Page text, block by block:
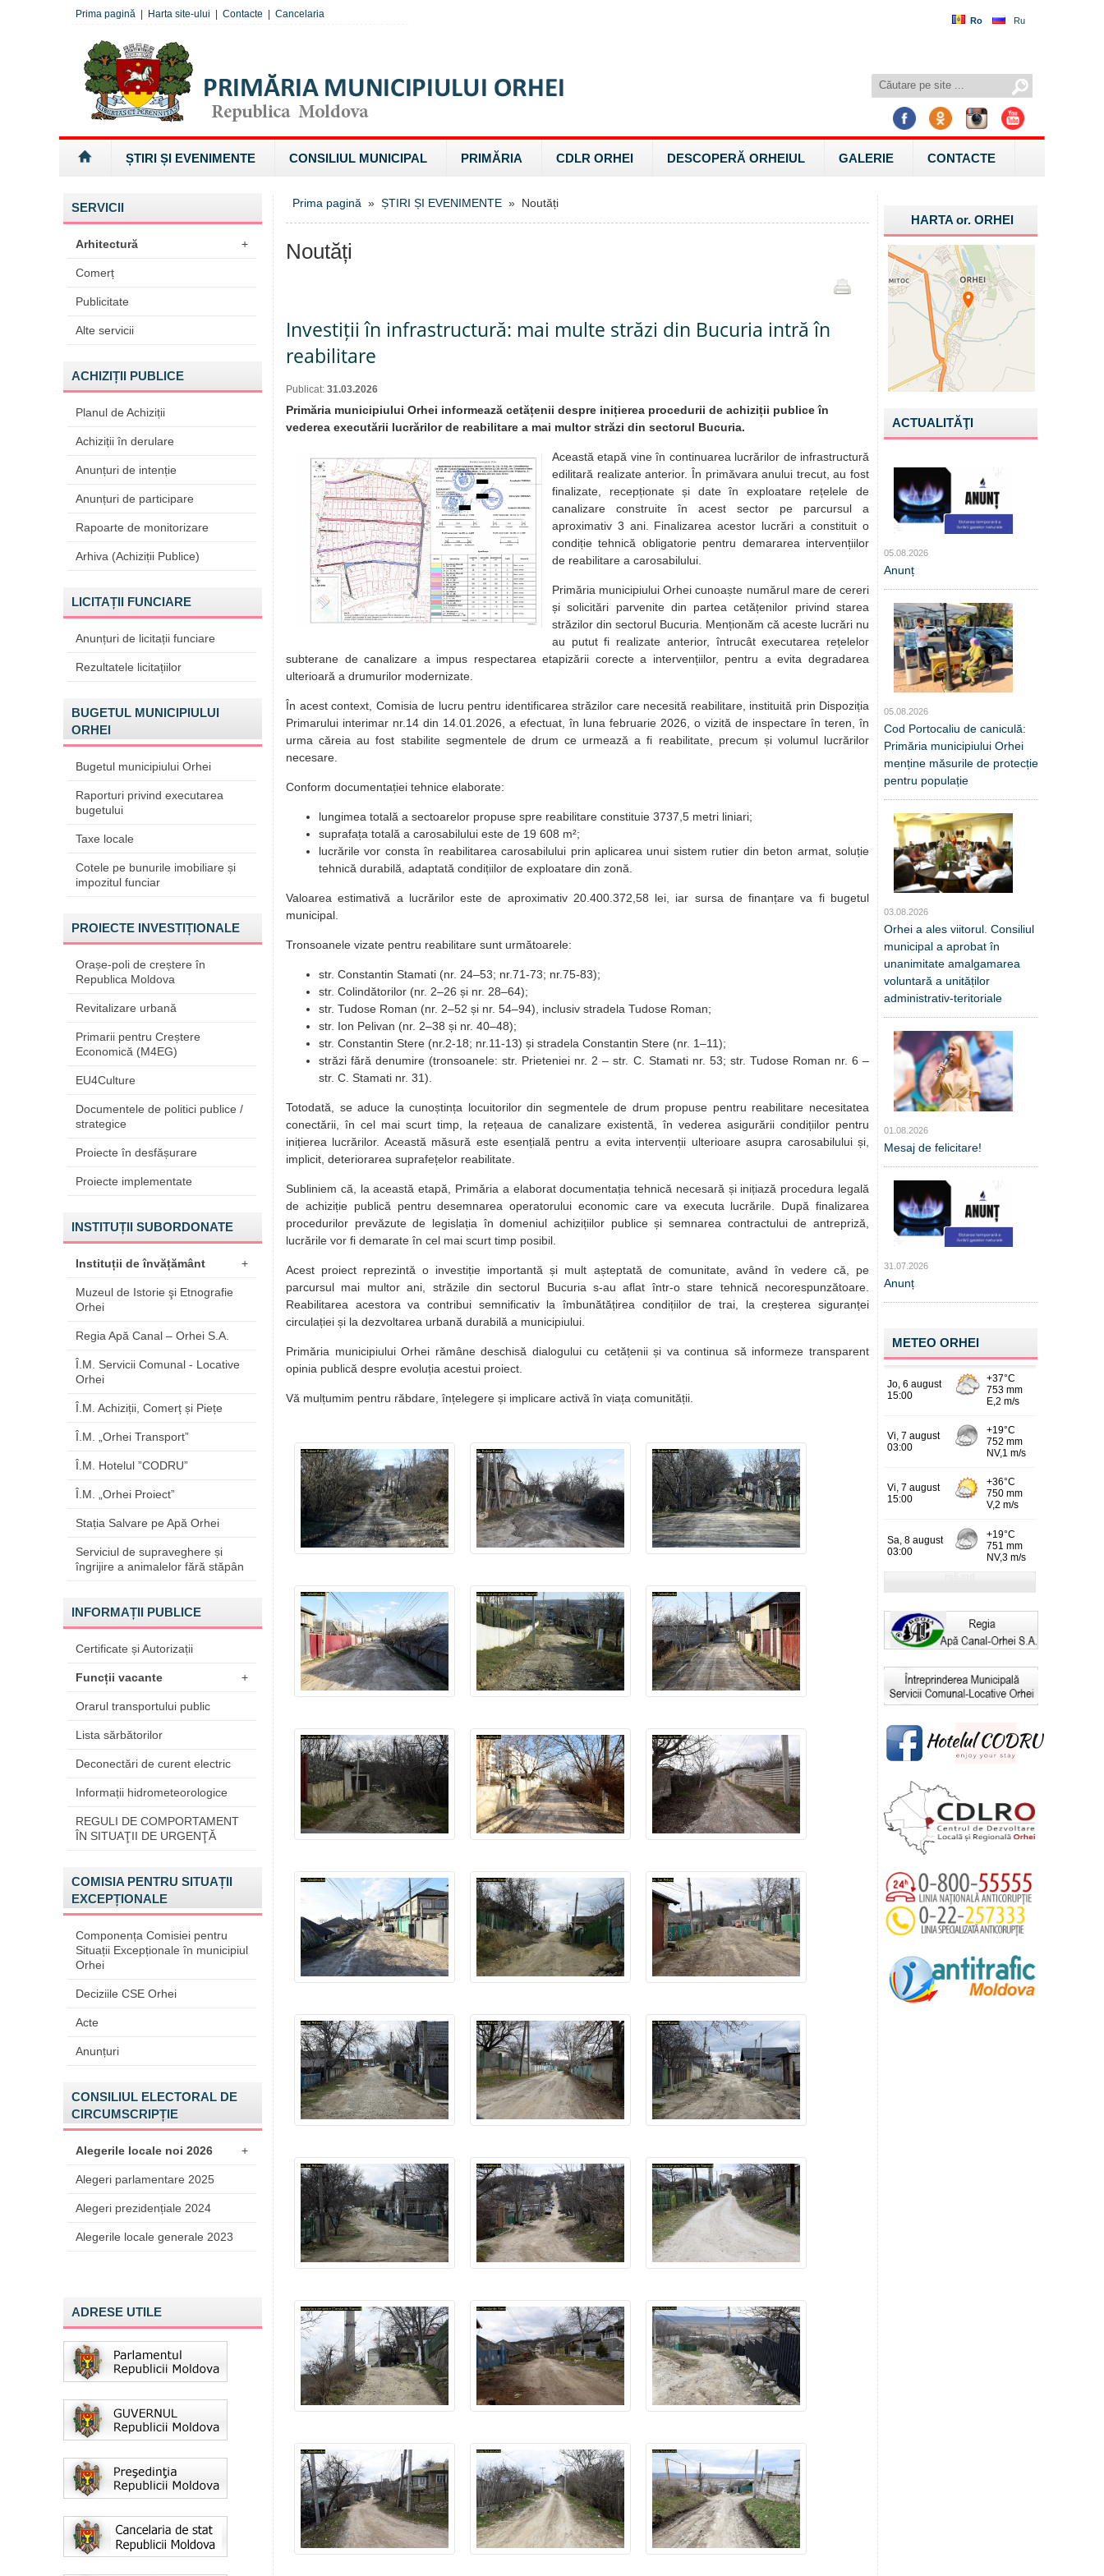
Ro Ru
Prima pagină Harta site-ului Contacte Cancelaria
ȘTIRI ȘI EVENIMENTE CONSILIUL MUNICIPAL PRIMĂRIA CDLR ORHEI DESCOPERĂ ORHEIUL GALERIE CONTACTE
SERVICII
Arhitectură +
Comerț
Publicitate
Alte servicii
ACHIZIȚII PUBLICE
Planul de Achiziții
Achiziții în derulare
Anunțuri de intenție
Anunțuri de participare
Rapoarte de monitorizare
Arhiva (Achiziții Publice)
LICITAȚII FUNCIARE
Anunțuri de licitații funciare
Rezultatele licitațiilor
BUGETUL MUNICIPIULUI
ORHEI
Bugetul municipiului Orhei
Raporturi privind executarea
bugetului
Taxe locale
Cotele pe bunurile imobiliare și
impozitul funciar
PROIECTE INVESTIȚIONALE
Orașe-poli de creștere în
Republica Moldova
Revitalizare urbană
Primarii pentru Creștere
Economică (M4EG)
EU4Culture
Documentele de politici publice /
strategice
Proiecte în desfășurare
Proiecte implementate
INSTITUȚII SUBORDONATE
Instituții de învățământ +
Muzeul de Istorie şi Etnografie
Orhei
Regia Apă Canal – Orhei S.A.
Î.M. Servicii Comunal - Locative
Orhei
Î.M. Achiziții, Comerț și Piețe
Î.M. „Orhei Transport”
Î.M. Hotelul ”CODRU”
Î.M. „Orhei Proiect”
Stația Salvare pe Apă Orhei
Serviciul de supraveghere și
îngrijire a animalelor fără stăpân
INFORMAȚII PUBLICE
Certificate și Autorizații
Funcții vacante +
Orarul transportului public
Lista sărbătorilor
Deconectări de curent electric
Informații hidrometeorologice
REGULI DE COMPORTAMENT
ÎN SITUAŢII DE URGENŢĂ
COMISIA PENTRU SITUAȚII
EXCEPȚIONALE
Componența Comisiei pentru
Situații Excepționale în municipiul
Orhei
Deciziile CSE Orhei
Acte
Anunțuri
CONSILIUL ELECTORAL DE
CIRCUMSCRIPȚIE
Alegerile locale noi 2026 +
Alegeri parlamentare 2025
Alegeri prezidențiale 2024
Alegerile locale generale 2023
ADRESE UTILE
Prima pagină » ȘTIRI ȘI EVENIMENTE » Noutăți
Noutăți
Investiții în infrastructură: mai multe străzi din Bucuria intră în
reabilitare
Publicat: 31.03.2026
Primăria municipiului Orhei informează cetățenii despre inițierea procedurii de achiziții publice în
vederea executării lucrărilor de reabilitare a mai multor străzi din sectorul Bucuria.
Această etapă vine în continuarea lucrărilor de infrastructură
edilitară realizate anterior. În primăvara anului trecut, au fost
finalizate, recepționate și date în exploatare rețelele de
canalizare construite în acest sector pe parcursul a
aproximativ 3 ani. Finalizarea acestor lucrări a constituit o
condiție tehnică obligatorie pentru demararea intervențiilor
de reabilitare a carosabilului.
Primăria municipiului Orhei cunoaște numărul mare de cereri
și solicitări parvenite din partea cetățenilor privind starea
străzilor din sectorul Bucuria. Menționăm că aceste lucrări nu
au putut fi realizate anterior, întrucât executarea rețelelor
subterane de canalizare a impus respectarea etapizării corecte a intervențiilor, pentru a evita degradarea
ulterioară a drumurilor modernizate.
În acest context, Comisia de lucru pentru identificarea străzilor care necesită reabilitare, instituită prin Dispoziția
Primarului interimar nr.14 din 14.01.2026, a efectuat, în luna februarie 2026, o vizită de inspectare în teren, în
urma căreia au fost stabilite segmentele de drum ce urmează a fi reabilitate, precum și volumul lucrărilor
necesare.
Conform documentației tehnice elaborate:
lungimea totală a sectoarelor propuse spre reabilitare constituie 3737,5 metri liniari;
suprafața totală a carosabilului este de 19 608 m²;
lucrările vor consta în reabilitarea carosabilului prin aplicarea unui sistem rutier din beton armat, soluție
tehnică durabilă, adaptată condițiilor de exploatare din zonă.
Valoarea estimativă a lucrărilor este de aproximativ 20.400.372,58 lei, iar sursa de finanțare va fi bugetul
municipal.
Tronsoanele vizate pentru reabilitare sunt următoarele:
str. Constantin Stamati (nr. 24–53; nr.71-73; nr.75-83);
str. Colindătorilor (nr. 2–26 și nr. 28–64);
str. Tudose Roman (nr. 2–52 și nr. 54–94), inclusiv stradela Tudose Roman;
str. Ion Pelivan (nr. 2–38 și nr. 40–48);
str. Constantin Stere (nr.2-18; nr.11-13) și stradela Constantin Stere (nr. 1–11);
străzi fără denumire (tronsoanele: str. Prieteniei nr. 2 – str. C. Stamati nr. 53; str. Tudose Roman nr. 6 –
str. C. Stamati nr. 31).
Totodată, se aduce la cunoștința locuitorilor din segmentele de drum propuse pentru reabilitare necesitatea
conectării, în cel mai scurt timp, la rețeaua de canalizare existentă, în vederea asigurării condițiilor pentru
inițierea lucrărilor. Această măsură este esențială pentru a evita intervenții ulterioare asupra carosabilului și,
implicit, deteriorarea suprafețelor reabilitate.
Subliniem că, la această etapă, Primăria a elaborat documentația tehnică necesară și inițiază procedura legală
de achiziție publică pentru desemnarea operatorului economic care va executa lucrările. După finalizarea
procedurilor prevăzute de legislația în domeniul achizițiilor publice și semnarea contractului de antrepriză,
lucrările vor fi demarate în cel mai scurt timp posibil.
Acest proiect reprezintă o investiție importantă și mult așteptată de comunitate, având în vedere că, pe
parcursul mai multor ani, străzile din sectorul Bucuria s-au aflat într-o stare tehnică necorespunzătoare.
Reabilitarea acestora va contribui semnificativ la îmbunătățirea condițiilor de trai, la creșterea siguranței
circulației și la dezvoltarea urbană durabilă a municipiului.
Primăria municipiului Orhei rămâne deschisă dialogului cu cetățenii și va continua să informeze transparent
opinia publică despre evoluția acestui proiect.
Vă mulțumim pentru răbdare, înțelegere și implicare activă în viața comunității.
HARTA or.ORHEI
ACTUALITĂŢI
05.08.2026
Anunț
05.08.2026
Cod Portocaliu de caniculă:
Primăria municipiului Orhei
menține măsurile de protecție
pentru populație
03.08.2026
Orhei a ales viitorul. Consiliul
municipal a aprobat în
unanimitate amalgamarea
voluntară a unităților
administrativ-teritoriale
01.08.2026
Mesaj de felicitare!
31.07.2026
Anunț
METEO ORHEI